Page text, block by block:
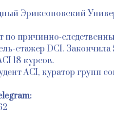
Эриксоновский
по причинно-
стажер DCI.
18 курсов.
АСI, куратор групп